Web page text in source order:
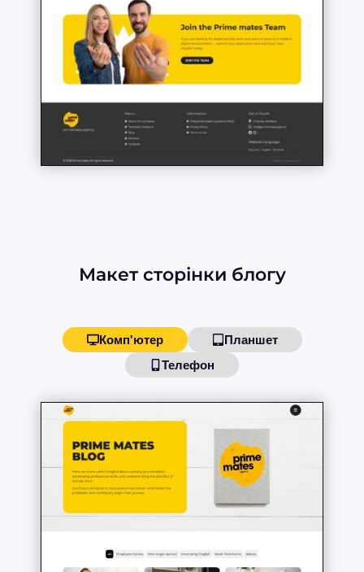
Макет сторінки блогу
Комп'ютер
Планшет
Телефон